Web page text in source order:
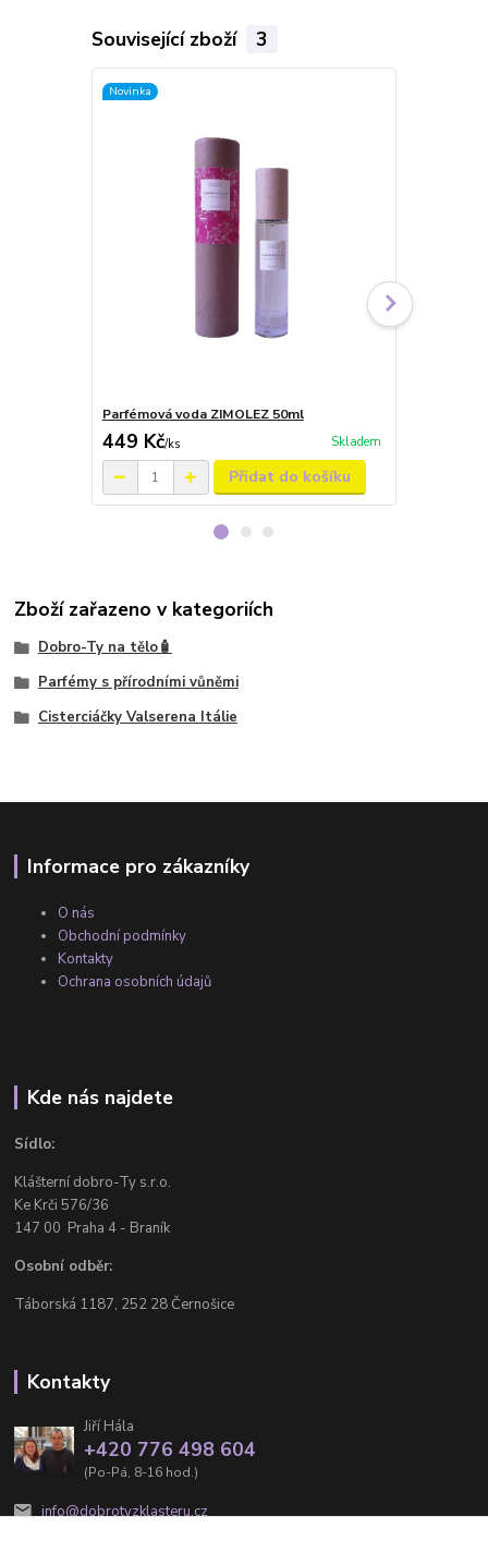
Související zboží 3
Novinka
Parfémová voda ZIMOLEZ 50ml
449 Kč/ks Skladem
Přidat do košíku
Zboží zařazeno v kategoriích
Dobro-Ty na tělo🧴
Parfémy s přírodními vůněmi
Cisterciáčky Valserena Itálie
Informace pro zákazníky
O nás
Obchodní podmínky
Kontakty
Ochrana osobních údajů
Kde nás najdete
Sídlo:
Klášterní dobro-Ty s.r.o.
Ke Krči 576/36
147 00 Praha 4 - Braník
Osobní odběr:
Táborská 1187, 252 28 Černošice
Kontakty
Jiří Hála
+420 776 498 604
(Po-Pá, 8-16 hod.)
info@dobrotyzklasteru.cz